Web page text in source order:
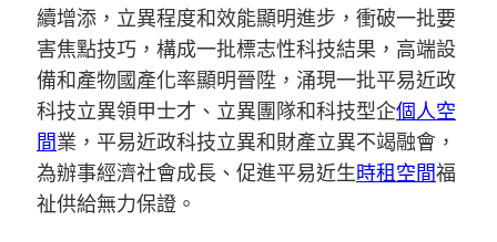
續增添，立異程度和效能顯明進步，衝破一批要
害焦點技巧，構成一批標志性科技結果，高端設
備和產物國產化率顯明晉陞，涌現一批平易近政
科技立異領甲士才、立異團隊和科技型企個人空
間業，平易近政科技立異和財產立異不竭融會，
為辦事經濟社會成長、促進平易近生時租空間福
祉供給無力保證。